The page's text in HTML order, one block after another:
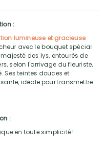
:
lumineuse et gracieuse
avec le bouquet spécial
des lys, entourés de
selon l'arrivage du fleuriste,
Ses teintes douces et
idéale pour transmettre
:
en toute simplicité !